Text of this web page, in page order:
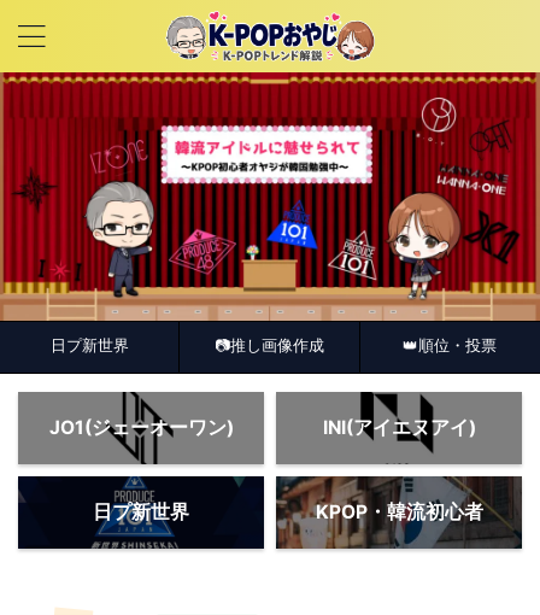
日プ新世界 📷推し画像作成 👑順位・投票
JO1(ジェーオーワン) INI(アイエヌアイ)
日プ新世界 KPOP・韓流初心者